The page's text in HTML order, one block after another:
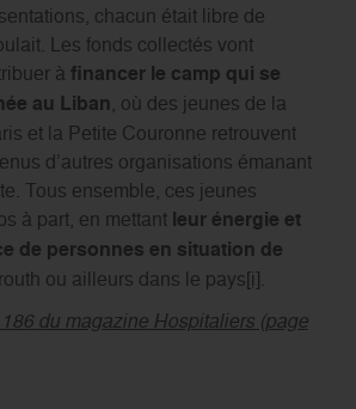
chacun était libre de
Les fonds collectés vont
à financer le camp qui se
au Liban, où des jeunes de la
et la Petite Couronne retrouvent
d’autres organisations émanant
Tous ensemble, ces jeunes
à part, en mettant leur énergie et
de personnes en situation de
ou ailleurs dans le pays[i].
du magazine Hospitaliers (page